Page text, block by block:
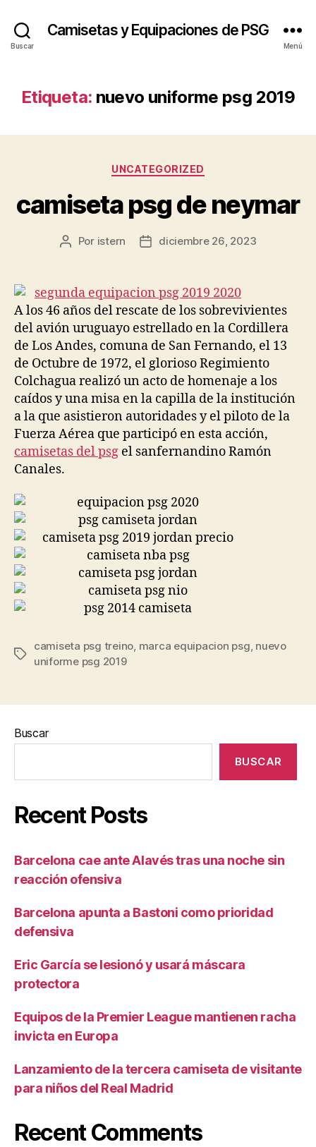
Buscar
Camisetas y Equipaciones de PSG
Menú
Etiqueta: nuevo uniforme psg 2019
Categorías
UNCATEGORIZED
camiseta psg de neymar
Autor
entrada
Por istern
Fecha
entrada
diciembre 26, 2023
A los 46 años del rescate de los sobrevivientes
del avión uruguayo estrellado en la Cordillera
de Los Andes, comuna de San Fernando, el 13
de Octubre de 1972, el glorioso Regimiento
Colchagua realizó un acto de homenaje a los
caídos y una misa en la capilla de la institución
a la que asistieron autoridades y el piloto de la
Fuerza Aérea que participó en esta acción,
camisetas del psg el sanfernandino Ramón
Canales.
Etiquetas
camiseta psg treino, marca equipacion psg, nuevo
uniforme psg 2019
Buscar
BUSCAR
Recent Posts
Barcelona cae ante Alavés tras una noche sin
reacción ofensiva
Barcelona apunta a Bastoni como prioridad
defensiva
Eric García se lesionó y usará máscara
protectora
Equipos de la Premier League mantienen racha
invicta en Europa
Lanzamiento de la tercera camiseta de visitante
para niños del Real Madrid
Recent Comments